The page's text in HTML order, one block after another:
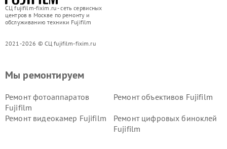
СЦ fujifilm-fixim.ru - сеть сервисных
центров в Москве по ремонту и
обслуживанию техники Fujifilm
2021-2026 © СЦ fujifilm-fixim.ru
Мы ремонтируем
Ремонт фотоаппаратов
Fujifilm
Ремонт объективов Fujifilm
Ремонт видеокамер Fujifilm
Ремонт цифровых биноклей
Fujifilm